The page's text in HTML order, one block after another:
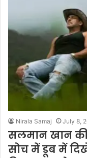
Nirala Samaj July 8,
सलमान खान की
सोच में डूब में